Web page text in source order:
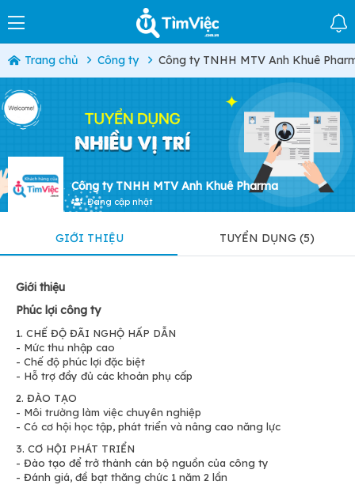
Trang chủ Công ty Công ty TNHH MTV Anh Khuê
Công ty TNHH MTV Anh Khuê Pharma
Đang cập nhật
GIỚI THIỆU TUYỂN DỤNG (5)
Giới thiệu
Phúc lợi công ty
1. CHẾ ĐỘ ĐÃI NGHỘ HẤP DẪN
- Mức thu nhập cao
- Chế độ phúc lợi đặc biệt
- Hỗ trợ đầy đủ các khoản phụ cấp
2. ĐÀO TẠO
- Môi trường làm việc chuyên nghiệp
- Có cơ hội học tập, phát triển và nâng cao năng lực
3. CƠ HỘI PHÁT TRIỂN
- Đào tạo để trở thành cán bộ nguồn của công ty
- Đánh giá, đề bạt thăng chức 1 năm 2 lần